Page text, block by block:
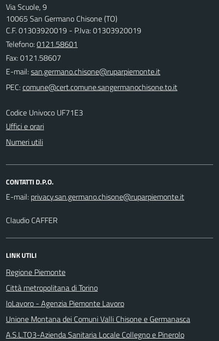
Via Scuole, 9
10065 San Germano Chisone (TO)
C.F. 01303920019 - P.Iva: 01303920019
Telefono:0121.58601
Fax: 0121.58607
E-mail:
PEC:
Codice Univoco UF71E3
Uffici e orari
Numeri utili
CONTATTI D.P.O.
E-mail:
Claudio CAFFER
LINK UTILI
Regione Piemonte
Città metropolitana di Torino
IoLavoro - Agenzia Piemonte Lavoro
Unione Montana dei Comuni Valli Chisone e Germanasca
A.S.L.TO3-Azienda Sanitaria Locale Collegno e Pinerolo